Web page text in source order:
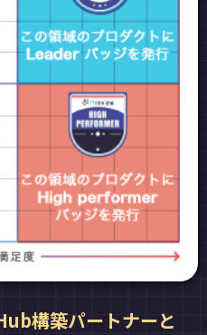
構築パートナーと